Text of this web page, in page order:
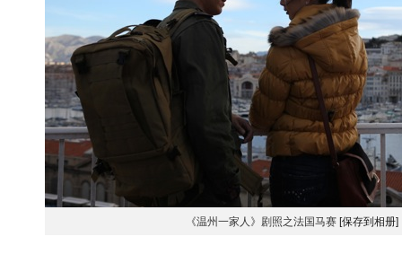
《温州一家人》剧照之法国马赛 [保存到相册]